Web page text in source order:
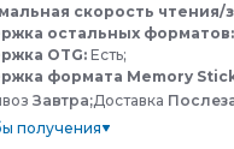
скорость чтения/
остальных форматов:
OTG:Есть;
формата Memory
Завтра;Доставка
получения